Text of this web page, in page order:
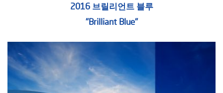
2016 브릴리언트 블루
"Brilliant Blue"